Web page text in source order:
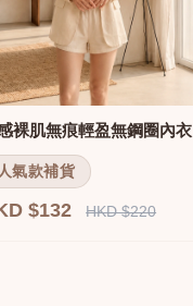
裸肌無痕輕盈無鋼圈內衣
人氣款補貨
$132 HKD $220